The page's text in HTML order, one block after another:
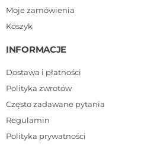
Moje zamówienia
Koszyk
INFORMACJE
Dostawa i płatności
Polityka zwrotów
Często zadawane pytania
Regulamin
Polityka prywatności